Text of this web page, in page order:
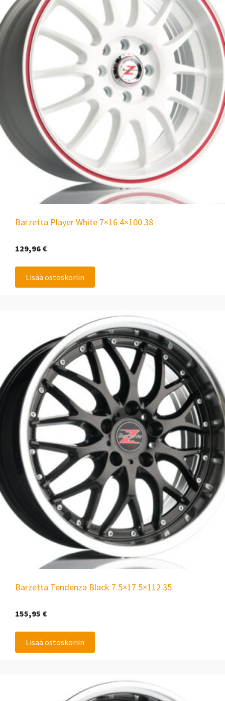
Barzetta Player White 7×16 4×100 38
129,96 €
Lisää ostoskoriin
Barzetta Tendenza Black 7.5×17 5×112 35
155,95 €
Lisää ostoskoriin